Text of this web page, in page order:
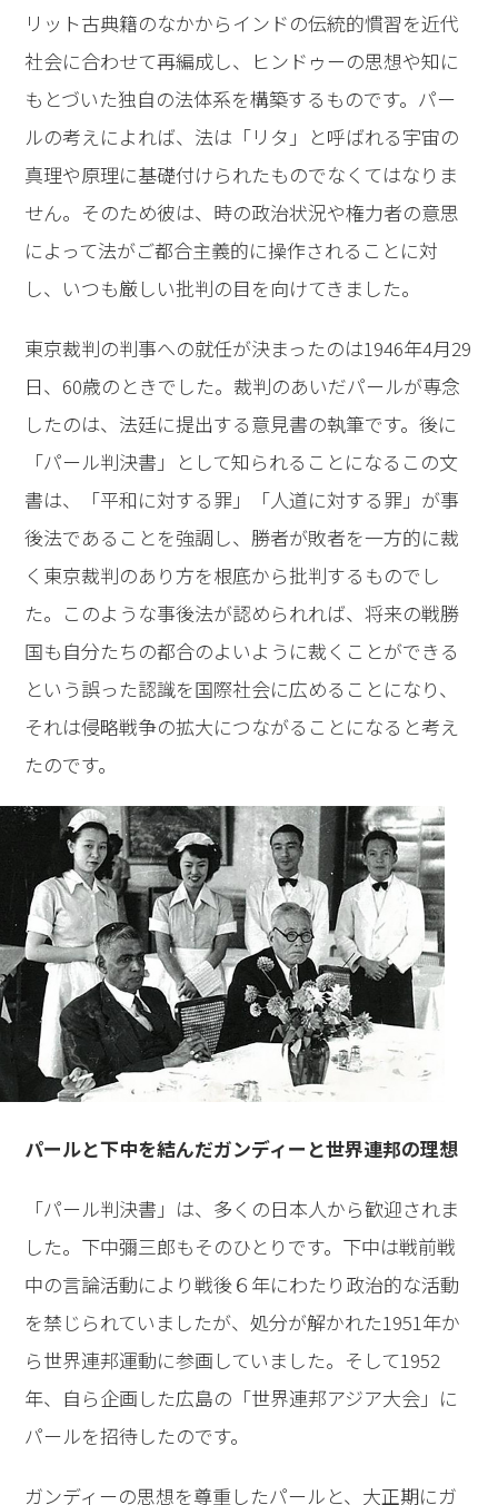
リット古典籍のなかからインドの伝統的慣習を近代
社会に合わせて再編成し、ヒンドゥーの思想や知に
もとづいた独自の法体系を構築するものです。パー
ルの考えによれば、法は「リタ」と呼ばれる宇宙の
真理や原理に基礎付けられたものでなくてはなりま
せん。そのため彼は、時の政治状況や権力者の意思
によって法がご都合主義的に操作されることに対
し、いつも厳しい批判の目を向けてきました。
東京裁判の判事への就任が決まったのは1946年4月29
日、60歳のときでした。裁判のあいだパールが専念
したのは、法廷に提出する意見書の執筆です。後に
「パール判決書」として知られることになるこの文
書は、「平和に対する罪」「人道に対する罪」が事
後法であることを強調し、勝者が敗者を一方的に裁
く東京裁判のあり方を根底から批判するものでし
た。このような事後法が認められれば、将来の戦勝
国も自分たちの都合のよいように裁くことができる
という誤った認識を国際社会に広めることになり、
それは侵略戦争の拡大につながることになると考え
たのです。
パールと下中を結んだガンディーと世界連邦の理想
「パール判決書」は、多くの日本人から歓迎されま
した。下中彌三郎もそのひとりです。下中は戦前戦
中の言論活動により戦後６年にわたり政治的な活動
を禁じられていましたが、処分が解かれた1951年か
ら世界連邦運動に参画していました。そして1952
年、自ら企画した広島の「世界連邦アジア大会」に
パールを招待したのです。
ガンディーの思想を尊重したパールと、大正期にガ